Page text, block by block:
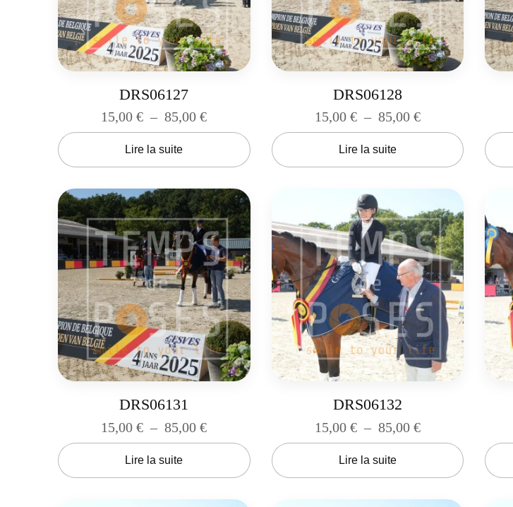
DRS06127
15,00€ – 85,00€
Lire la suite
DRS06128
15,00 € – 85,00 €
Lire la suite
DRS06131
15,00€ – 85,00€
Lire la suite
DRS06132
15,00 € – 85,00 €
Lire la suite